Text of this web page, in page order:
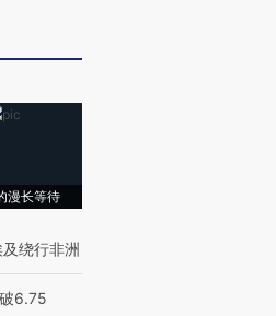
漫长等待
绕行非洲
6.75